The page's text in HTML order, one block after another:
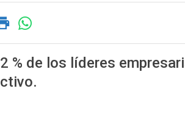
% de los líderes